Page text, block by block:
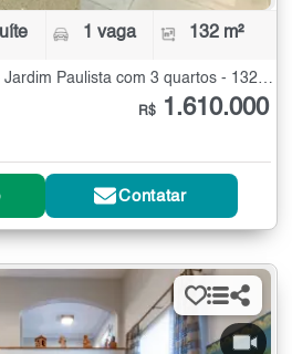
1 vaga 132 m²
Apartamento à Venda no Jardim Paulista com 3 quartos - 132 m²
R$ 1.610.000
Contatar